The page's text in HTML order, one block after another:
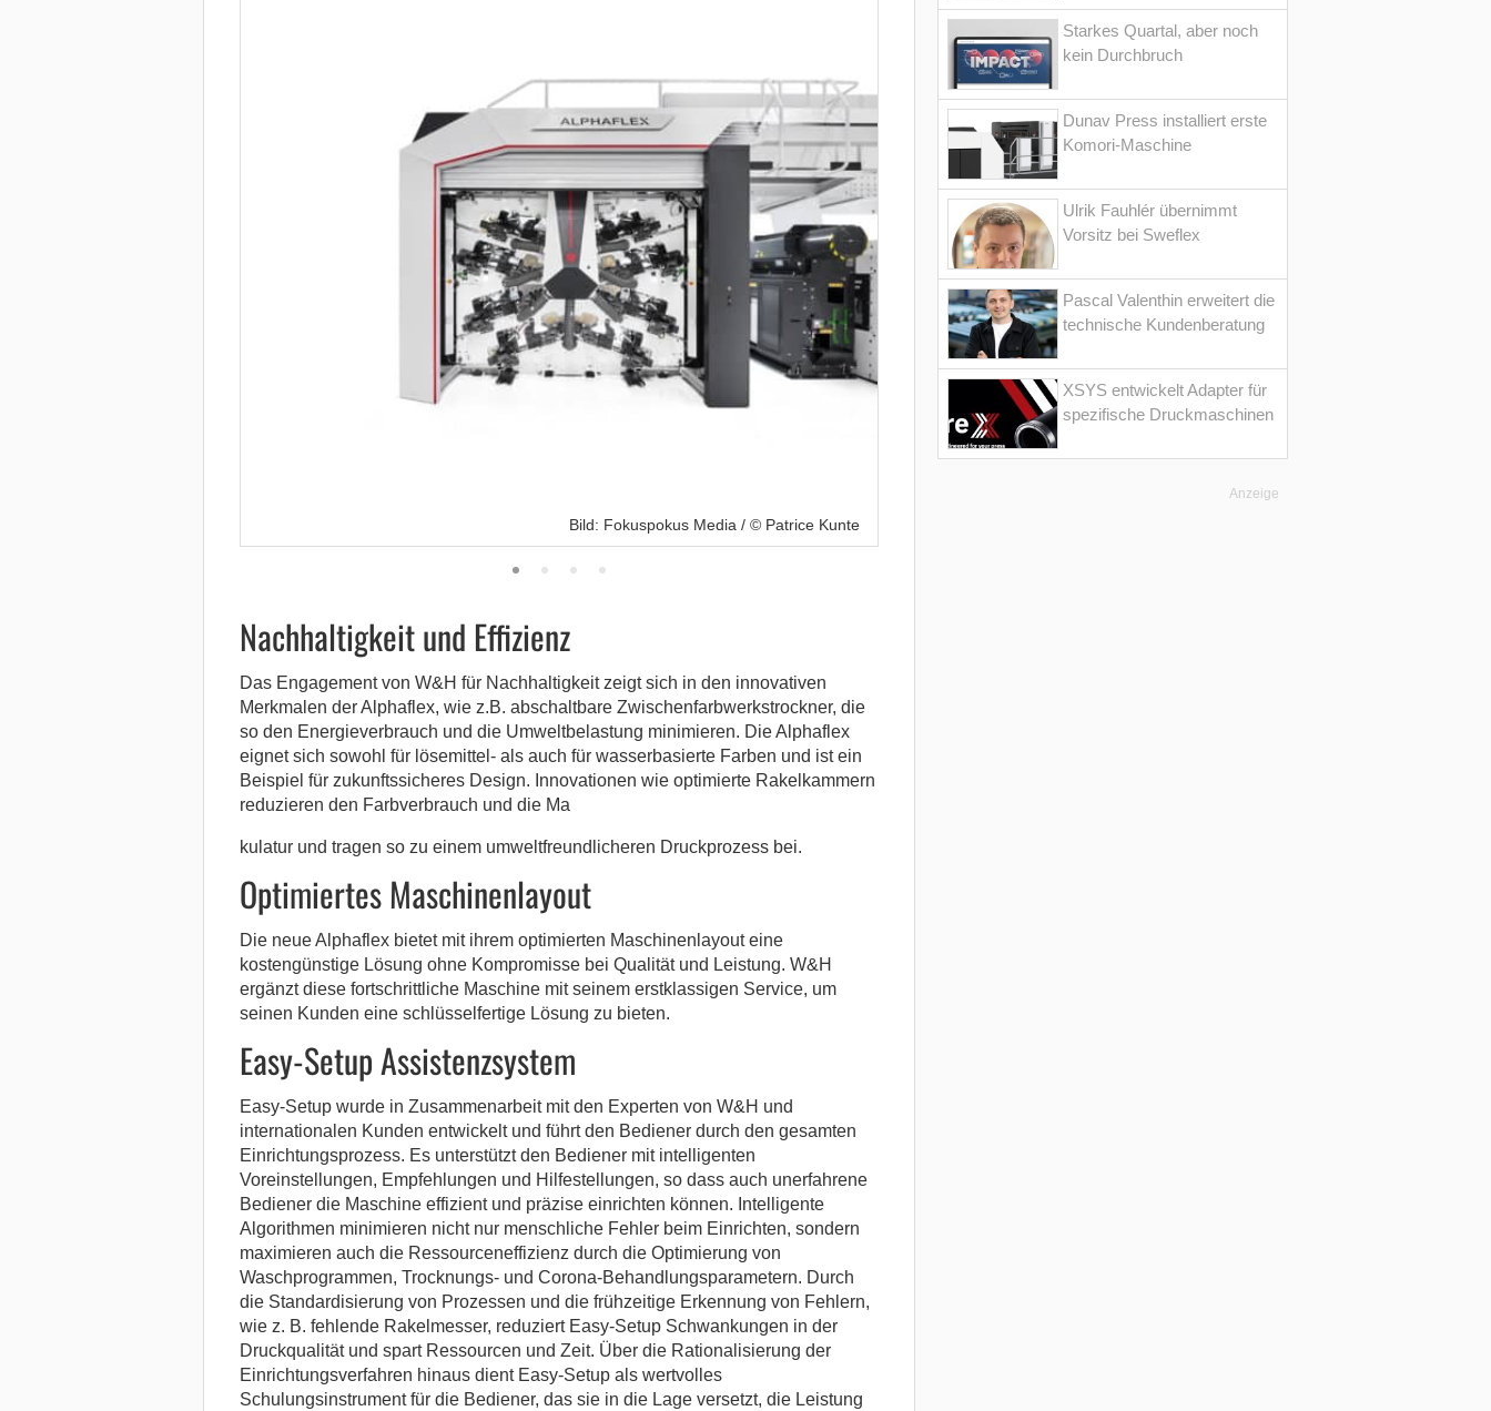
Bild: Fokuspokus Media / © Patrice Kunte
Nachhaltigkeit und Effizienz
Das Engagement von W&H für Nachhaltigkeit zeigt sich in den innovativen
Merkmalen der Alphaflex, wie z.B. abschaltbare Zwischenfarbwerkstrockner, die
so den Energieverbrauch und die Umweltbelastung minimieren. Die Alphaflex
eignet sich sowohl für lösemittel- als auch für wasserbasierte Farben und ist ein
Beispiel für zukunftssicheres Design. Innovationen wie optimierte Rakelkammern
reduzieren den Farbverbrauch und die Ma
kulatur und tragen so zu einem umweltfreundlicheren Druckprozess bei.
Optimiertes Maschinenlayout
Die neue Alphaflex bietet mit ihrem optimierten Maschinenlayout eine
kostengünstige Lösung ohne Kompromisse bei Qualität und Leistung. W&H
ergänzt diese fortschrittliche Maschine mit seinem erstklassigen Service, um
seinen Kunden eine schlüsselfertige Lösung zu bieten.
Easy-Setup Assistenzsystem
Easy-Setup wurde in Zusammenarbeit mit den Experten von W&H und
internationalen Kunden entwickelt und führt den Bediener durch den gesamten
Einrichtungsprozess. Es unterstützt den Bediener mit intelligenten
Voreinstellungen, Empfehlungen und Hilfestellungen, so dass auch unerfahrene
Bediener die Maschine effizient und präzise einrichten können. Intelligente
Algorithmen minimieren nicht nur menschliche Fehler beim Einrichten, sondern
maximieren auch die Ressourceneffizienz durch die Optimierung von
Waschprogrammen, Trocknungs- und Corona-Behandlungsparametern. Durch
die Standardisierung von Prozessen und die frühzeitige Erkennung von Fehlern,
wie z. B. fehlende Rakelmesser, reduziert Easy-Setup Schwankungen in der
Druckqualität und spart Ressourcen und Zeit. Über die Rationalisierung der
Einrichtungsverfahren hinaus dient Easy-Setup als wertvolles
Schulungsinstrument für die Bediener, das sie in die Lage versetzt, die Leistung
Starkes Quartal, aber noch
kein Durchbruch
Dunav Press installiert erste
Komori-Maschine
Ulrik Fauhlér übernimmt
Vorsitz bei Sweflex
Pascal Valenthin erweitert die
technische Kundenberatung
XSYS entwickelt Adapter für
spezifische Druckmaschinen
Anzeige